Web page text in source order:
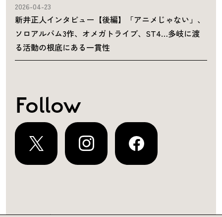
2026-04-23
新井正人インタビュー【後編】「アニメじゃない」、
ソロアルバム3作、オメガトライブ、ST4…多岐に渡
る活動の根底にある一貫性
Follow